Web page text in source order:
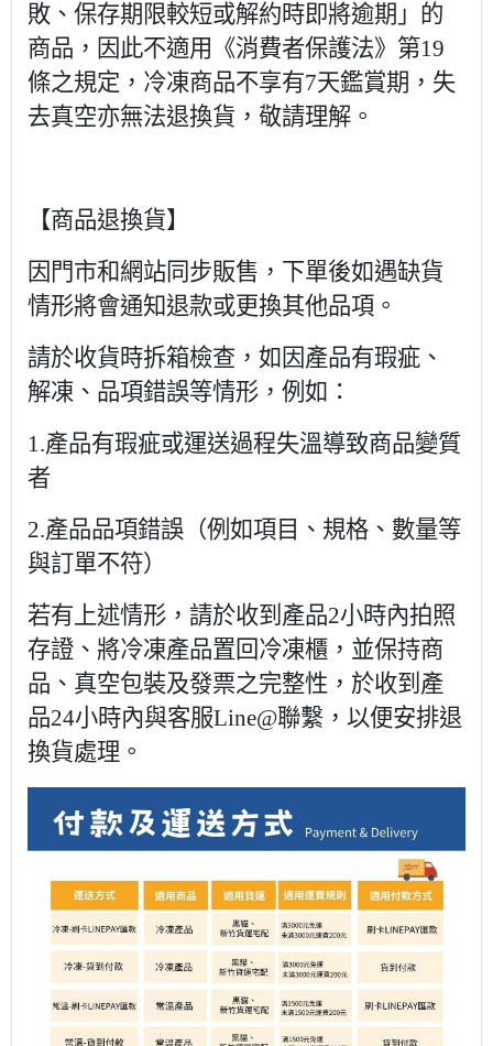
敗、保存期限較短或解約時即將逾期」的
商品，因此不適用《消費者保護法》第19
條之規定，冷凍商品不享有7天鑑賞期，失
去真空亦無法退換貨，敬請理解。
【商品退換貨】
因門市和網站同步販售，下單後如遇缺貨
情形將會通知退款或更換其他品項。
請於收貨時拆箱檢查，如因產品有瑕疵、
解凍、品項錯誤等情形，例如：
1.產品有瑕疵或運送過程失溫導致商品變質
者
2.產品品項錯誤（例如項目、規格、數量等
與訂單不符）
若有上述情形，請於收到產品2小時內拍照
存證、將冷凍產品置回冷凍櫃，並保持商
品、真空包裝及發票之完整性，於收到產
品24小時內與客服Line@聯繫，以便安排退
換貨處理。